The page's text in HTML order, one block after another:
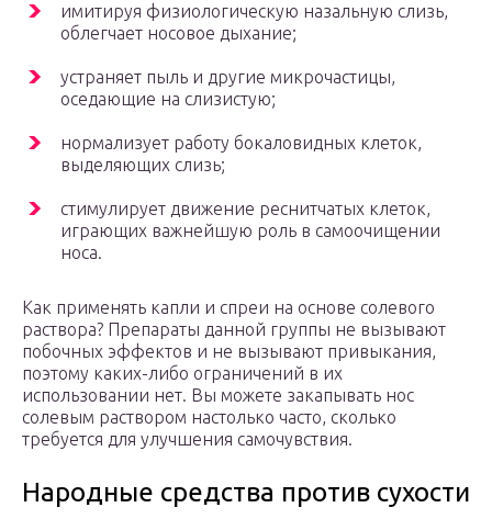
имитируя физиологическую назальную слизь,
облегчает носовое дыхание;
устраняет пыль и другие микрочастицы,
оседающие на слизистую;
нормализует работу бокаловидных клеток,
выделяющих слизь;
стимулирует движение реснитчатых клеток,
играющих важнейшую роль в самоочищении
носа.
Как применять капли и спреи на основе солевого
раствора? Препараты данной группы не вызывают
побочных эффектов и не вызывают привыкания,
поэтому каких-либо ограничений в их
использовании нет. Вы можете закапывать нос
солевым раствором настолько часто, сколько
требуется для улучшения самочувствия.
Народные средства против сухости